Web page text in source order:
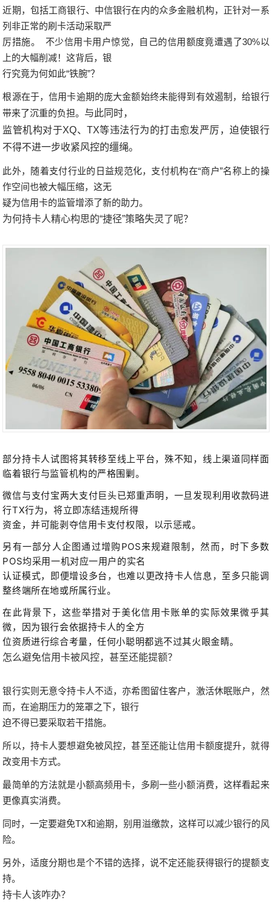
近期，包括工商银行、中信银行在内的众多金融机构，正针对一系
列非正常的刷卡活动采取严
厉措施。
不少信用卡用户惊觉，自己的信用额度竟遭遇了30%以
上的大幅削减！这背后，银
行究竟为何如此“铁腕”？
根源在于，信用卡逾期的庞大金额始终未能得到有效遏制，给银行
带来了沉重的负担。 与此同时，
监管机构对于XQ、TX等违法行为的打击愈发严厉，迫使银行
不得不进一步收紧风控的缰绳。
此外，随着支付行业的日益规范化，支付机构在“商户”名称上的操
作空间也被大幅压缩，这无
疑为信用卡的监管增添了新的助力。
为何持卡人精心构思的“捷径”策略失灵了呢？
部分持卡人试图将其转移至线上平台，殊不知，线上渠道同样面
临着银行与监管机构的严格围剿。
微信与支付宝两大支付巨头已郑重声明，一旦发现利用收款码进
行TX行为，将立即冻结违规所得
资金，并可能剥夺信用卡支付权限，以示惩戒。
另有一部分人企图通过增购POS来规避限制，然而，时下多数
POS均采用一机对应一用户的实名
认证模式，即便增设多台，也难以更改持卡人信息，至多只能调
整终端所在地或所属行业。
在此背景下，这些举措对于美化信用卡账单的实际效果微乎其
微，因为银行会依据持卡人的全方
位资质进行综合考量，任何小聪明都逃不过其火眼金睛。
怎么避免信用卡被风控，甚至还能提额？
银行实则无意令持卡人不适，亦希图留住客户，激活休眠账户，然
而，在逾期压力的笼罩之下，银行
迫不得已要采取若干措施。
所以，持卡人要想避免被风控，甚至还能让信用卡额度提升，就得
改变用卡方式。
最简单的方法就是小额高频用卡，多刷一些小额消费，这样看起来
更像真实消费。
同时，一定要避免TX和逾期，别用溢缴款，这样可以减少银行的风
险。
另外，适度分期也是个不错的选择，说不定还能获得银行的提额支
持。
持卡人该咋办？